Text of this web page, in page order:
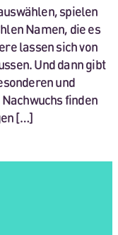
spielen
Namen, die es
lassen sich von
Und dann gibt
und
finden
[…]